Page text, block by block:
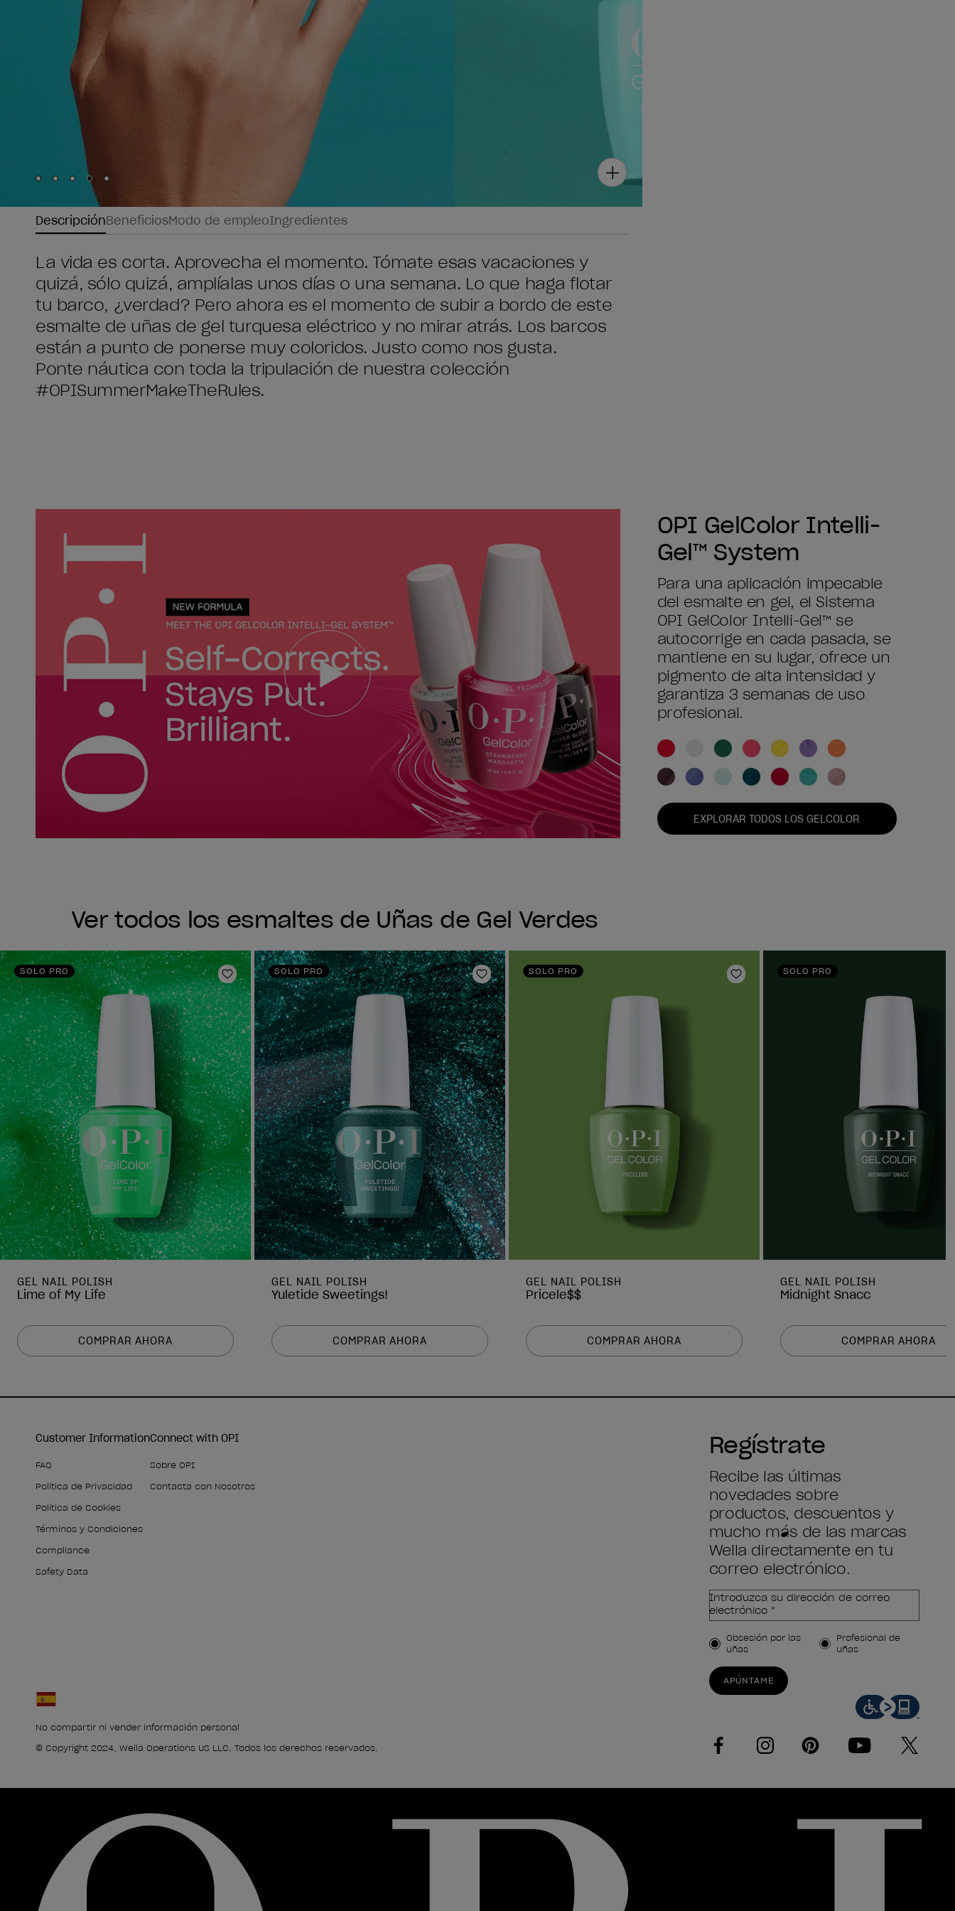
Skip to slide
Skip to slide
Skip to slide
Skip to slide
Skip to slide
DescripciónBeneficiosModo de empleoIngredientes
La vida es corta. Aprovecha el momento. Tómate esas vacaciones y
quizá, sólo quizá, amplíalas unos días o una semana. Lo que haga flotar
tu barco, ¿verdad? Pero ahora es el momento de subir a bordo de este
esmalte de uñas de gel turquesa eléctrico y no mirar atrás. Los barcos
están a punto de ponerse muy coloridos. Justo como nos gusta.
Ponte náutica con toda la tripulación de nuestra colección
#OPISummerMakeTheRules.
OPI GelColor Intelli-
Gel™ System
Para una aplicación impecable
del esmalte en gel, el Sistema
OPI GelColor Intelli-Gel™ se
autocorrige en cada pasada, se
mantiene en su lugar, ofrece un
pigmento de alta intensidad y
garantiza 3 semanas de uso
profesional.
EXPLORAR TODOS LOS GELCOLOR
Ver todos los esmaltes de Uñas de Gel Verdes
SOLO PRO
Añadir a la lista de deseos
GEL NAIL POLISH
Lime of My Life
COMPRAR AHORA
SOLO PRO
Añadir a la lista de deseos
GEL NAIL POLISH
Yuletide Sweetings!
COMPRAR AHORA
SOLO PRO
Añadir a la lista de deseos
GEL NAIL POLISH
Pricele$$
COMPRAR AHORA
SOLO PRO
GEL NAIL POLISH
Midnight Snacc
COMPRAR AHORA
Customer Information
FAQ
Política de Privacidad
Política de Cookies
Términos y Condiciones
Compliance
Safety Data
Connect with OPI
Sobre OPI
Contacta con Nosotros
No compartir ni vender información personal
© Copyright 2024, Wella Operations US LLC, Todos los derechos reservados.
Regístrate
Recibe las últimas
novedades sobre
productos, descuentos y
mucho más de las marcas
Wella directamente en tu
correo electrónico.
Introduzca su dirección de correo
electrónico *
Tipo de cliente
Obsesión por las
uñas
Profesional de
uñas
APÚNTAME